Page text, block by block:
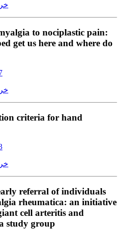
to nociplastic pain:
get us here and where do
criteria for hand
referral of individuals
rheumatica: an initiative
cell arteritis and
study group